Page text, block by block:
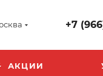
+7
АКЦИИ